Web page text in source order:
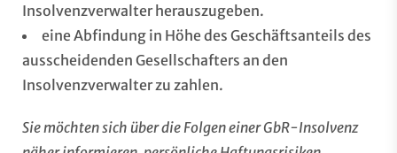
Insolvenzverwalter herauszugeben.
eine Abfindung in Höhe des Geschäftsanteils des
ausscheidenden Gesellschafters an den
Insolvenzverwalter zu zahlen.
Sie möchten sich über die Folgen einer GbR-Insolvenz